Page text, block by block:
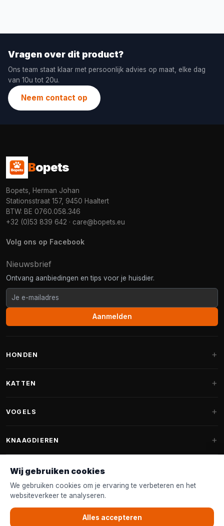
Vragen over dit product?
Ons team staat klaar met persoonlijk advies op maat, elke dag
van 10u tot 20u.
Neem contact op
Bopets
Bopets, Herman Johan
Stationsstraat 157, 9450 Haaltert
BTW: BE 0760.058.346
+32 (0)53 839 642 · care@bopets.eu
Volg ons op Facebook
Nieuwsbrief
Ontvang aanbiedingen en tips voor je huisdier.
Aanmelden
HONDEN
Fantail hondenmanden
Hondenspeelgoed
Halsband & Lijn
Shampoo & Verzorging
KATTEN
Krabpalen voor Maine Coon
Kattenmanden
VOGELS
Vogelvoer binnenvogels
Voederhuisjes
Nestkastjes & Nesting
Tuinvogelvoer
KNAAGDIEREN
Knaagdierenvoer
Accessoires
KLANTENSERVICE
Wij gebruiken cookies
We gebruiken cookies om je ervaring te verbeteren en het
websiteverkeer te analyseren.
Alles accepteren